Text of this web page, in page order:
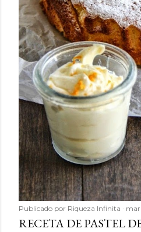
Publicado por Riqueza Infinita
RECETA DE PASTEL